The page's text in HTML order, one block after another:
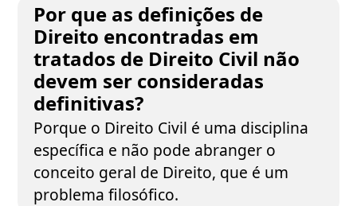
Por que as definições de
Direito encontradas em
tratados de Direito Civil não
devem ser consideradas
definitivas?
Porque o Direito Civil é uma disciplina
específica e não pode abranger o
conceito geral de Direito, que é um
problema filosófico.